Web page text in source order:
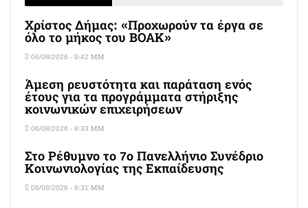
Χρίστος Δήμας: «Προχωρούν τα έργα σε
όλο το μήκος του ΒΟΑΚ»
06/08/2026 - 9:42 ΜΜ
Άμεση ρευστότητα και παράταση ενός
έτους για τα προγράμματα στήριξης
κοινωνικών επιχειρήσεων
06/08/2026 - 9:33 ΜΜ
Στο Ρέθυμνο το 7ο Πανελλήνιο Συνέδριο
Κοινωνιολογίας της Εκπαίδευσης
06/08/2026 - 9:31 ΜΜ